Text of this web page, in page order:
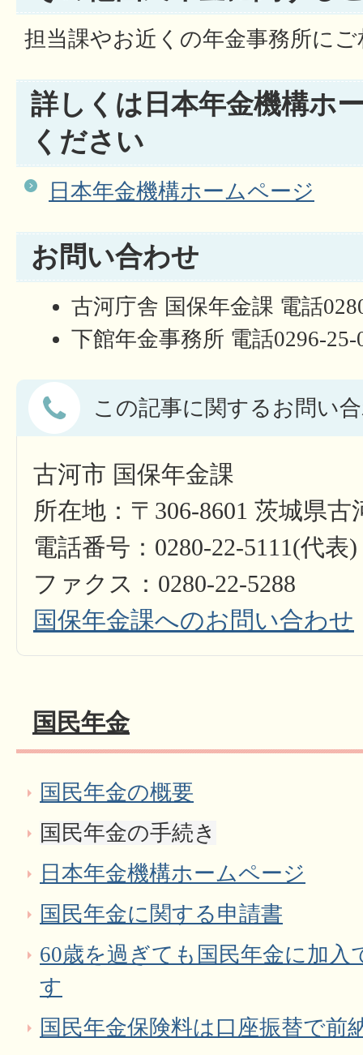
担当課やお近くの年金事務所に
詳しくは日本年金機構ホ
ください
日本年金機構ホームページ
お問い合わせ
古河庁舎 国保年金課 電話
下館年金事務所 電話0296-
この記事に関するお問い
古河市 国保年金課
所在地：〒306-8601 茨城県
電話番号：0280-22-5111(代表)
ファクス：0280-22-5288
国保年金課へのお問い合わせ
国民年金
国民年金の概要
国民年金の手続き
日本年金機構ホームページ
国民年金に関する申請書
60歳を過ぎても国民年金に加入
す
国民年金保険料は口座振替で前